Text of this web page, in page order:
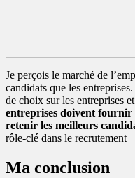
Je perçois le marché de
candidats que les
de choix sur les entreprises
entreprises doivent
retenir les meilleurs
rôle-clé dans le recrutement
Ma conclusion